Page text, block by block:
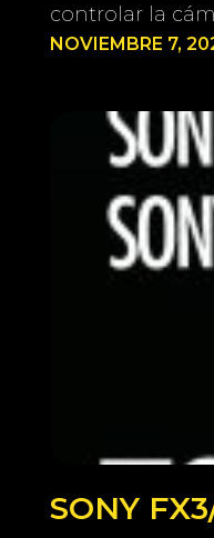
controlar la
NOVIEMBRE 7,
SONY